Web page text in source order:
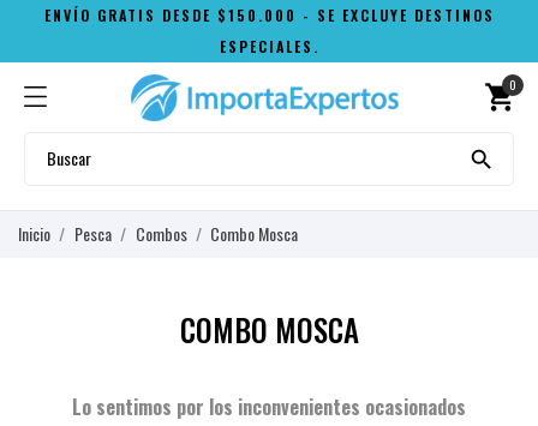
ENVÍO GRATIS DESDE $150.000 - SE EXCLUYE DESTINOS
ESPECIALES.
shopping_cart
0

Inicio Pesca Combos Combo Mosca
COMBO MOSCA
Lo sentimos por los inconvenientes ocasionados